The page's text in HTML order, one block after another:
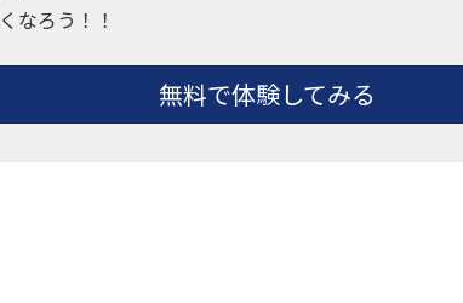
なろう！！
無料で体験してみる